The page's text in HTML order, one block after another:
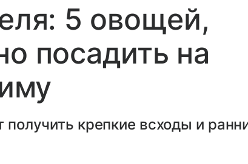
5 овощей,
посадить на
крепкие всходы и